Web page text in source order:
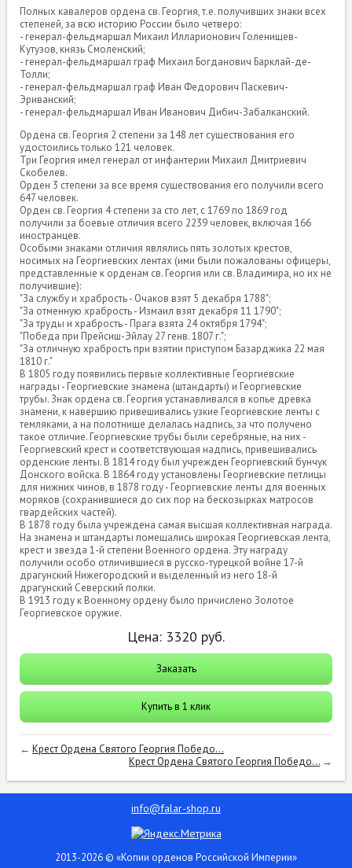
Полных кавалеров ордена св. Георгия, т.е. получивших знаки всех
степеней, за всю историю России было четверо:
- генерал-фельдмаршал Михаил Илларионович Голенищев-
Кутузов, князь Смоленский;
- генерал-фельдмаршал граф Михаил Богданович Барклай-де-
Толли;
- генерал-фельдмаршал граф Иван Федорович Паскевич-
Эриванский;
- генерал-фельдмаршал Иван Иванович Дибич-Забалканский.
Ордена св. Георгия 2 степени за 148 лет существования его
удостоились только 121 человек.
Три Георгия имел генерал от инфантерии Михаил Дмитриевич
Скобелев.
Орден 3 степени за все время существования его получили всего
647 человек.
Орден св. Георгия 4 степени за сто лет, с 1769 по 1869 год
получили за боевые отличия всего 2239 человек, включая 166
иностранцев.
Особыми знаками отличия являлись пять золотых крестов,
носимых на Георгиевских лентах (ими были пожалованы офицеры,
представленные к орденам св. Георгия или св. Владимира, но их не
получившие):
"За службу и храбрость - Очаков взят 5 декабря 1788";
"За отменную храбрость - Измаил взят декабря 11 1790";
"За труды и храбрость - Прага взята 24 октября 1794";
"Победа при Прейсиш-Эйлау 27 генв. 1807 г.";
"За отличную храбрость при взятии приступом Базарджика 22 мая
1810 г."
В 1805 году появились первые коллективные Георгиевские
награды - Георгиевские знамена (штандарты) и Георгиевские
трубы. Знак ордена св. Георгия устанавливался в копье древка
знамени, к навершию привешивались узкие Георгиевские ленты с
темляками, а на полотнище делалась надпись, за что получено
такое отличие. Георгиевские трубы были серебряные, на них -
Георгиевский крест и соответствующая надпись, привешивались
орденские ленты. В 1814 году был учрежден Георгиевский бунчук
Донского войска. В 1864 году установлены Георгиевские петлицы
для нижних чинов, в 1878 году - Георгиевские ленты для военных
моряков (сохранившиеся до сих пор на бескозырках матросов
гвардейских частей).
В 1878 году была учреждена самая высшая коллективная награда.
На знамена и штандарты помещались широкая Георгиевская лента,
крест и звезда 1-й степени Военного ордена. Эту награду
получили особо отличившиеся в русско-турецкой войне 17-й
драгунский Нижегородский и выделенный из него 18-й
драгунский Северский полки.
В 1913 году к Военному ордену было причислено Золотое
Георгиевское оружие.
Цена: 3320 руб.
Заказать
Купить в 1 клик
←Крест Ордена Святого Георгия Победо...
Крест Ордена Святого Георгия Победо...→
info@falar-shop.ru
2013-2026 © «Копии орденов Российской Империи»